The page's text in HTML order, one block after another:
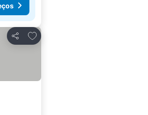
Partilhar
Adicionar aos favoritos